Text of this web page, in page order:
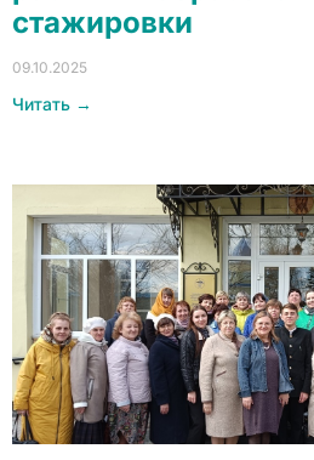
стажировки
09.10.2025
Читать →